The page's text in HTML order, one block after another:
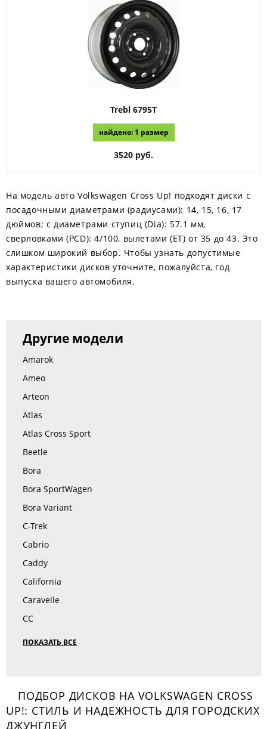
Trebl 6795T
найдено: 1 размер
3520 руб.
На модель авто Volkswagen Cross Up! подходят диски с
посадочными диаметрами (радиусами): 14, 15, 16, 17
дюймов; с диаметрами ступиц (Dia): 57.1 мм,
сверловками (PCD): 4/100, вылетами (ЕТ) от 35 до 43. Это
слишком широкий выбор. Чтобы узнать допустимые
характеристики дисков уточните, пожалуйста, год
выпуска вашего автомобиля.
Другие модели
Amarok
Ameo
Arteon
Atlas
Atlas Cross Sport
Beetle
Bora
Bora SportWagen
Bora Variant
C-Trek
Cabrio
Caddy
California
Caravelle
CC
ПОКАЗАТЬ ВСЕ
ПОДБОР ДИСКОВ НА VOLKSWAGEN CROSS
UP!: СТИЛЬ И НАДЕЖНОСТЬ ДЛЯ ГОРОДСКИХ
ДЖУНГЛЕЙ